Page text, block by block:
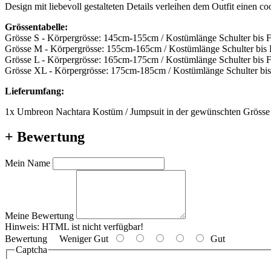
Design mit liebevoll gestalteten Details verleihen dem Outfit einen
Grössentabelle:
Grösse S - Körpergrösse: 145cm-155cm / Kostümlänge Schulter bis
Grösse M - Körpergrösse: 155cm-165cm / Kostümlänge Schulter bis
Grösse L - Körpergrösse: 165cm-175cm / Kostümlänge Schulter bis
Grösse XL - Körpergrösse: 175cm-185cm / Kostümlänge Schulter
Lieferumfang:
1x Umbreon Nachtara Kostüm / Jumpsuit in der gewünschten
+ Bewertung
Mein Name
Meine Bewertung
Hinweis: HTML ist nicht verfügbar!
Bewertung Weniger Gut
Gut
Captcha